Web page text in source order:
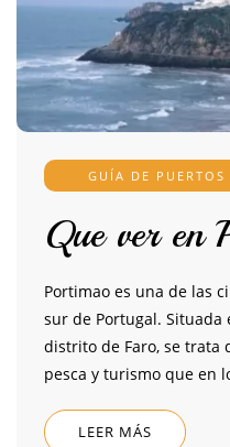
GUÍA DE PUERTOS
Que ver en
Portimao es una de las
sur de Portugal. Situada
distrito de Faro, se
pesca y turismo que en
LEER MÁS